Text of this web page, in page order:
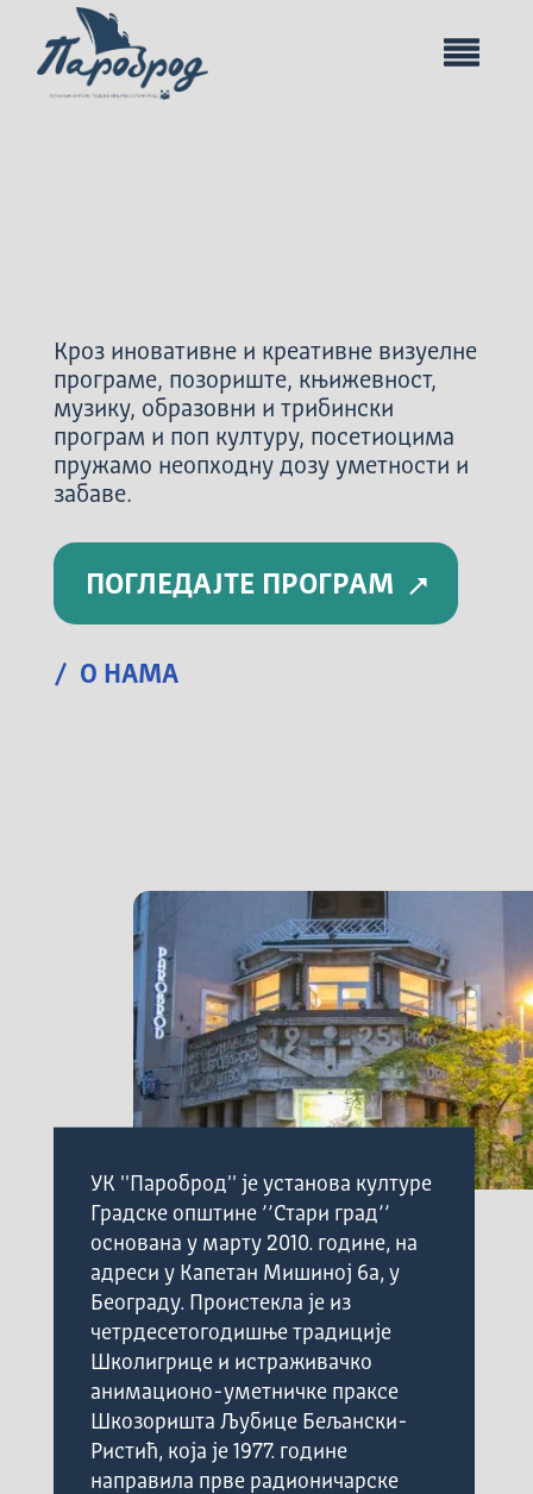
Кроз иновативне и креативне визуелне
програме, позориште, књижевност,
музику, образовни и трибински
програм и поп културу, посетиоцима
пружамо неопходну дозу уметности и
забаве.
ПОГЛЕДАЈТЕ ПРОГРАМ
/ О НАМА
УК ''Пароброд'' је установа културе
Градске општине ’’Стари град’’
основана у марту 2010. године, на
адреси у Капетан Мишиној 6а, у
Београду. Проистекла је из
четрдесетогодишње традиције
Школигрице и истраживачко
анимационо-уметничке праксе
Шкозоришта Љубице Бељански-
Ристић, која је 1977. године
направила прве радионичарске